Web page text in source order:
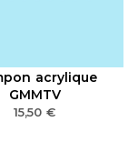
acrylique
GMMTV
15,50€